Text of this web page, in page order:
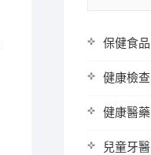
保健食品
健康檢查
健康醫藥
兒童牙醫